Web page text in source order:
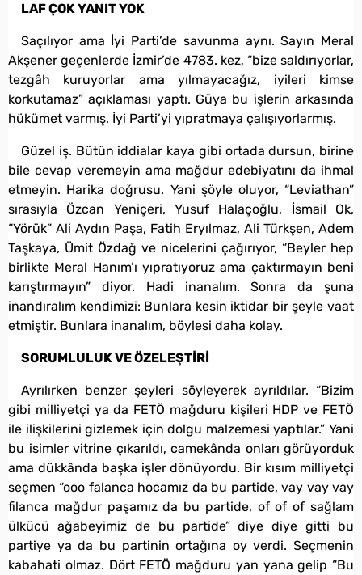
LAF ÇOK YANIT YOK
Saçılıyor ama İyi Parti’de savunma aynı. Sayın Meral
Akşener geçenlerde İzmir’de 4783. kez, “bize saldırıyorlar,
tezgâh kuruyorlar ama yılmayacağız, iyileri kimse
korkutamaz” açıklaması yaptı. Güya bu işlerin arkasında
hükümet varmış. İyi Parti’yi yıpratmaya çalışıyorlarmış.
Güzel iş. Bütün iddialar kaya gibi ortada dursun, birine
bile cevap veremeyin ama mağdur edebiyatını da ihmal
etmeyin. Harika doğrusu. Yani şöyle oluyor, “Leviathan”
sırasıyla Özcan Yeniçeri, Yusuf Halaçoğlu, İsmail Ok,
“Yörük” Ali Aydın Paşa, Fatih Eryılmaz, Ali Türkşen, Adem
Taşkaya, Ümit Özdağ ve nicelerini çağırıyor, “Beyler hep
birlikte Meral Hanım’ı yıpratıyoruz ama çaktırmayın beni
karıştırmayın” diyor. Hadi inanalım. Sonra da şuna
inandıralım kendimizi: Bunlara kesin iktidar bir şeyle vaat
etmiştir. Bunlara inanalım, böylesi daha kolay.
SORUMLULUK VE ÖZELEŞTİRİ
Ayrılırken benzer şeyleri söyleyerek ayrıldılar. “Bizim
gibi milliyetçi ya da FETÖ mağduru kişileri HDP ve FETÖ
ile ilişkilerini gizlemek için dolgu malzemesi yaptılar.” Yani
bu isimler vitrine çıkarıldı, camekânda onları görüyorduk
ama dükkânda başka işler dönüyordu. Bir kısım milliyetçi
seçmen “ooo falanca hocamız da bu partide, vay vay vay
filanca mağdur paşamız da bu partide, of of of sağlam
ülkücü ağabeyimiz de bu partide” diye diye gitti bu
partiye ya da bu partinin ortağına oy verdi. Seçmenin
kabahati olmaz. Dört FETÖ mağduru yan yana gelip “Bu